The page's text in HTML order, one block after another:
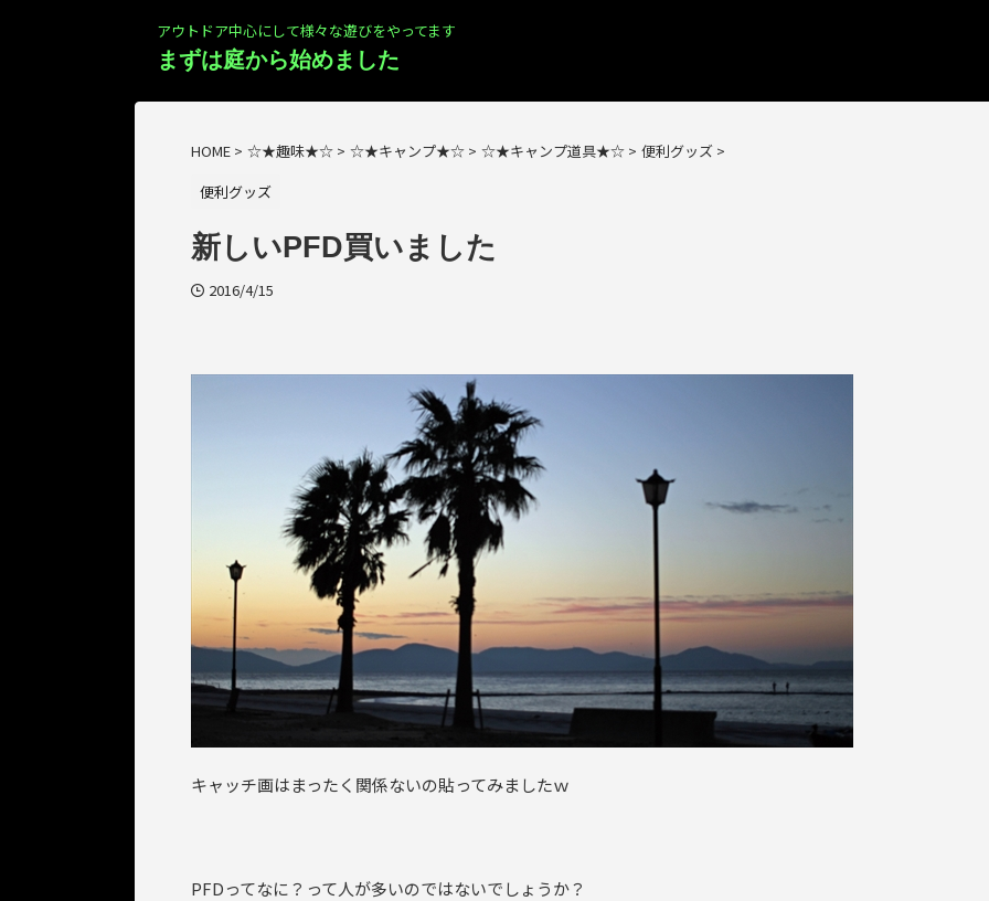
アウトドア中心にして様々な遊びをやってます
まずは庭から始めました
HOME > ☆★趣味★☆ > ☆★キャンプ★☆ > ☆★キャンプ道具★☆ > 便利グッズ >
便利グッズ
新しいPFD買いました
2016/4/15
キャッチ画はまったく関係ないの貼ってみましたｗ
PFDってなに？って人が多いのではないでしょうか？